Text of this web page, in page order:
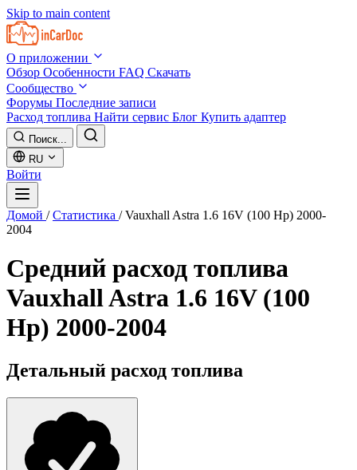
Skip to main content
О приложении
Обзор Особенности FAQ Скачать
Сообщество
Форумы Последние записи
Расход топлива Найти сервис Блог Купить адаптер
Поиск...
RU
Войти
Домой / Статистика / Vauxhall Astra 1.6 16V (100 Hp) 2000-
2004
Средний расход топлива
Vauxhall Astra 1.6 16V (100
Hp) 2000-2004
Детальный расход топлива